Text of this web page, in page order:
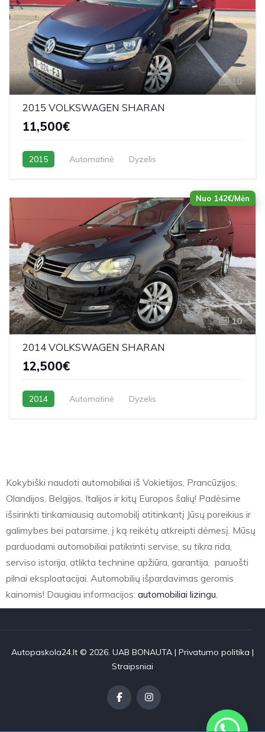
10
2015 VOLKSWAGEN SHARAN
11,500€
2015 Automatinė Dyzelis
Nuo 142€/Mėn
10
2014 VOLKSWAGEN SHARAN
12,500€
2014 Automatinė Dyzelis
Kokybiški naudoti automobiliai iš Vokietijos, Prancūzijos,
Olandijos, Belgijos, Italijos ir kitų Europos šalių! Padėsime
išsirinkti tinkamiausią automobilį atitinkantį Jūsų poreikius ir
galimybes bei patarsime, į ką reikėtų atkreipti dėmesį. Mūsų
parduodami automobiliai patikrinti servise, su tikra rida,
serviso istorija, atlikta technine apžiūra, garantija, paruošti
pilnai eksploatacijai. Automobilių išpardavimas geromis
kainomis! Daugiau informacijos: automobiliai lizingu.
Autopaskola24.lt © 2026. UAB BONAUTA | Privatumo politika |
Straipsniai